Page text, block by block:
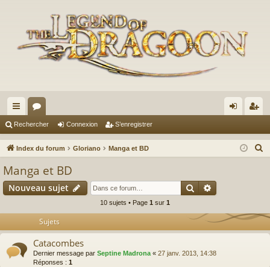
cc
ès
de
or
u
s
ne nr
r
Rechercher Connexion S’enregistrer
Index du forum Gloriano Manga et BD
r
Manga et BD
Nouveau sujet Rechercher
10 sujets • Page 1 sur 1
Sujets
Catacombes
Dernier message par Septine Madrona « 27 janv. 2013, 14:38
Réponses : 1